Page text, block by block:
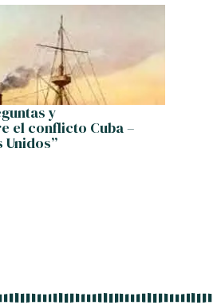
y
el conflicto Cuba –
Unidos”